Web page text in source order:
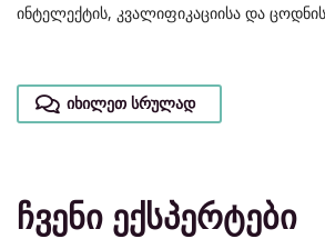
ინტელექტის, კვალიფიკაციისა და
იხილეთ სრულად
ჩვენი ექსპერტები